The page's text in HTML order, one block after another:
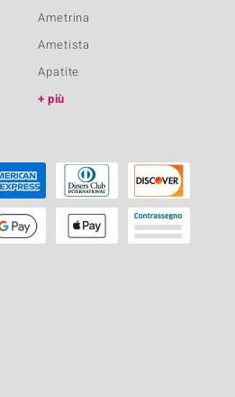
Ametrina
Ametista
Apatite
più